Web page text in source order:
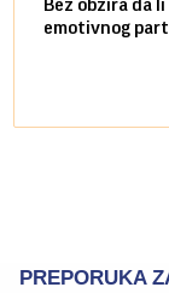
Bez obzira da
emotivnog